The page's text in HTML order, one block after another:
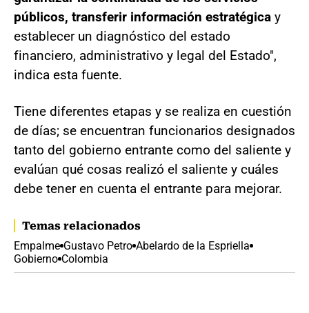
públicos, transferir información estratégica y
establecer un diagnóstico del estado
financiero, administrativo y legal del Estado",
indica esta fuente.
Tiene diferentes etapas y se realiza en cuestión
de días; se encuentran funcionarios designados
tanto del gobierno entrante como del saliente y
evalúan qué cosas realizó el saliente y cuáles
debe tener en cuenta el entrante para mejorar.
Temas relacionados
Empalme Gustavo Petro Abelardo de la Espriella
Gobierno Colombia